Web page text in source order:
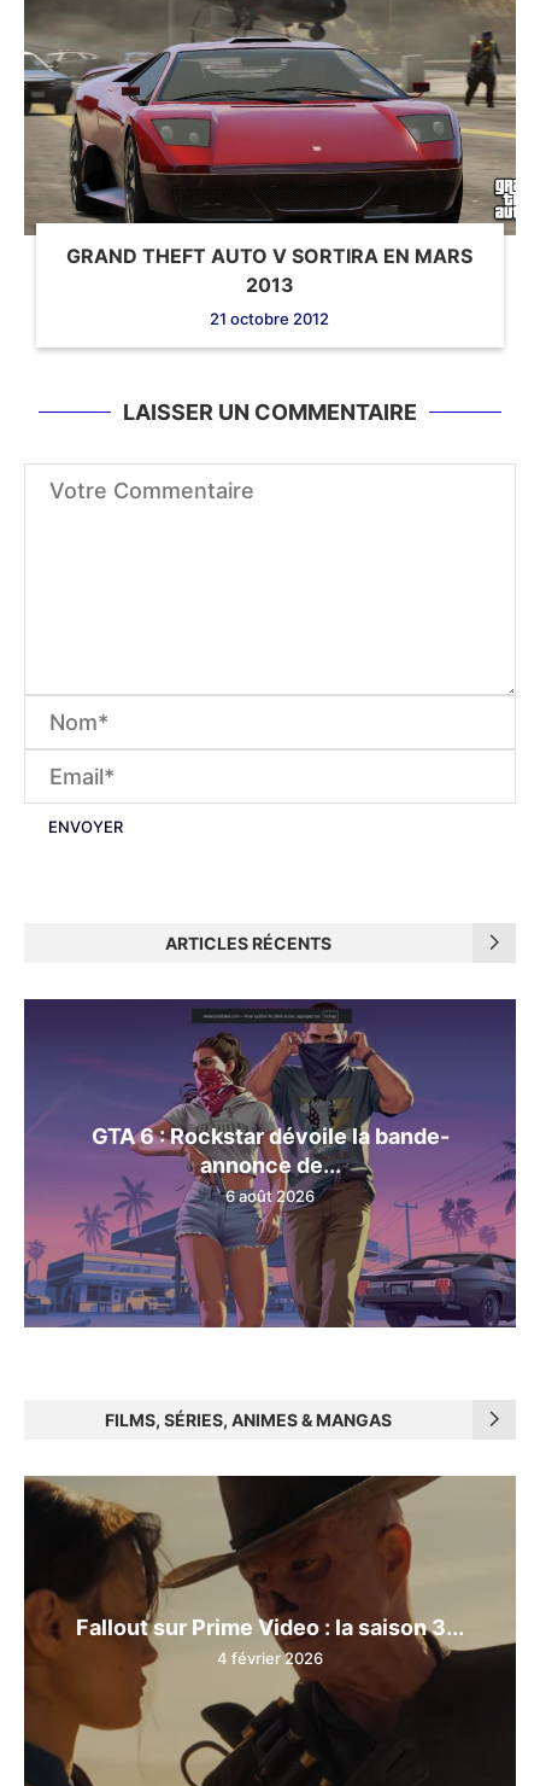
GRAND THEFT AUTO V SORTIRA EN MARS
2013
21 octobre 2012
LAISSER UN COMMENTAIRE
ARTICLES RÉCENTS
GTA 6 : Rockstar dévoile la bande-
annonce de...
6 août 2026
FILMS, SÉRIES, ANIMES & MANGAS
Fallout sur Prime Video : la saison 3...
4 février 2026